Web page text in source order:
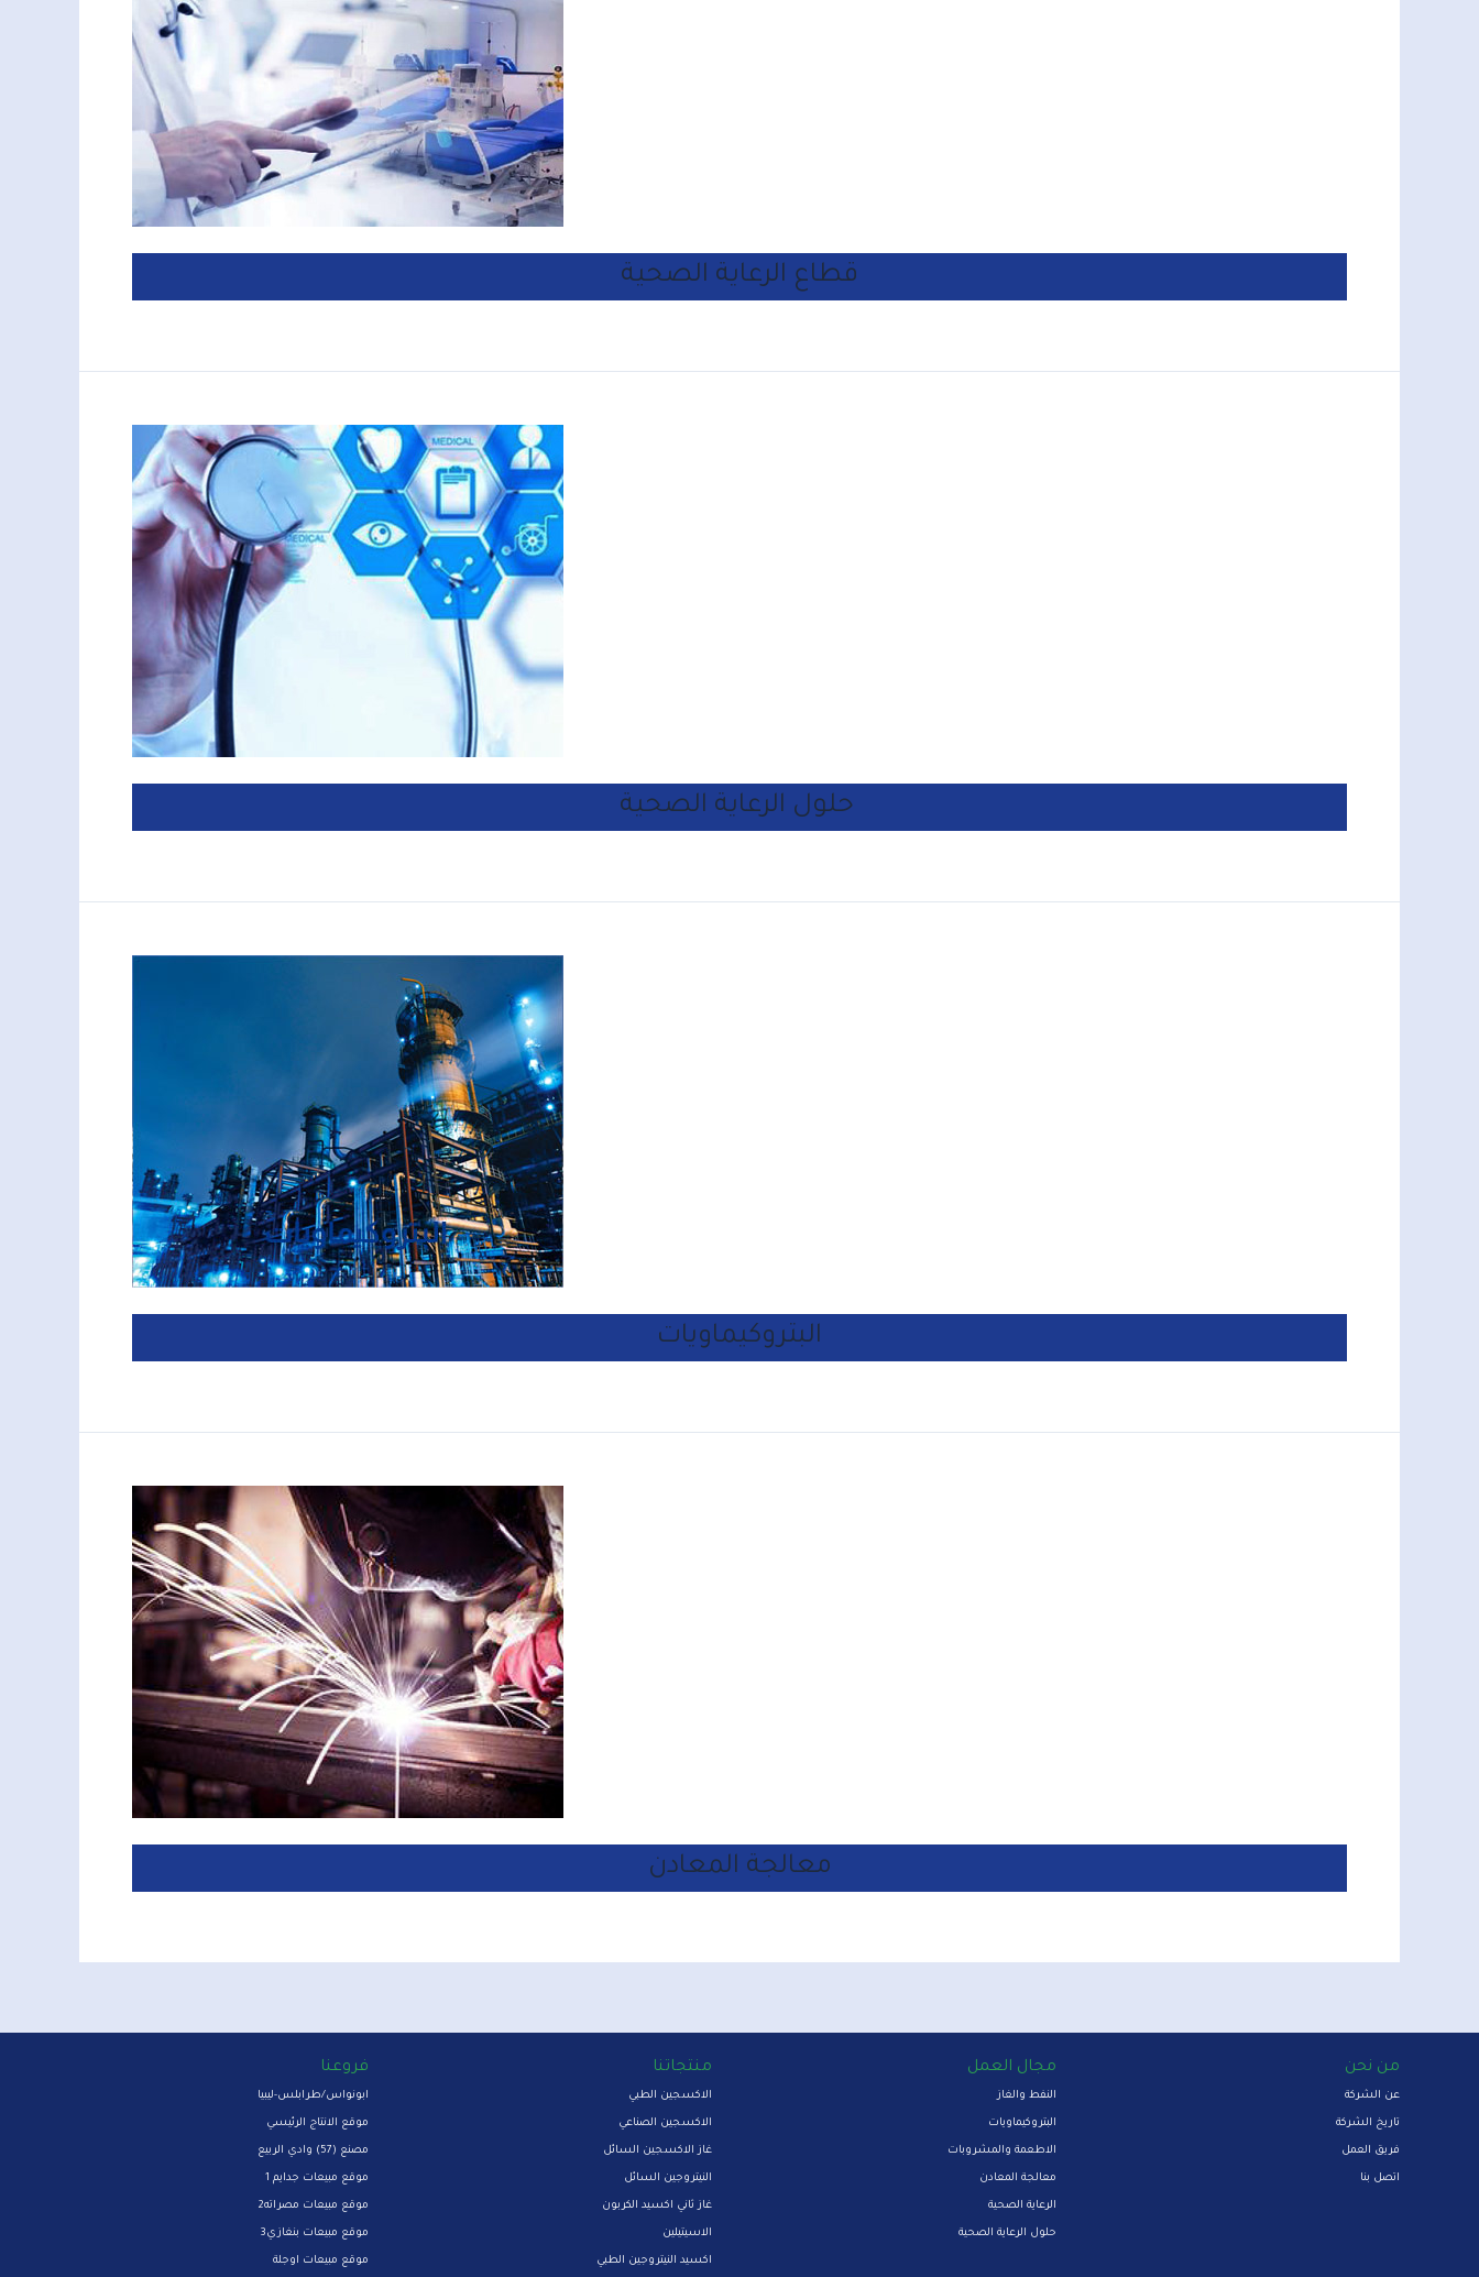
قطاع الرعاية الصحية
البتروكيماويات
معالجة المعادن
فروعنا
ابونواس/طرابلس-ليبيا
موقع الانتاج الرئيسي
مصنع (57) وادي الربيع
موقع مبيعات جدايم 1
موقع مبيعات مصراته2
موقع مبيعات بنغازي3
موقع مبيعات اوجلة
منتجاتنا
الاكسجين الطبي
الاكسجين الصناعي
غاز الاكسجين السائل
النيتروجين السائل
غاز ثاني اكسيد الكربون
الاسيتيلين
اكسيد النيتروجين الطبي
مجال العمل
النفط والغاز
البتروكيماويات
الاطعمة والمشروبات
معالجة المعادن
الرعاية الصحية
حلول الرعاية الصحية
من نحن
عن الشركة
تاريخ الشركة
فريق العمل
اتصل بنا